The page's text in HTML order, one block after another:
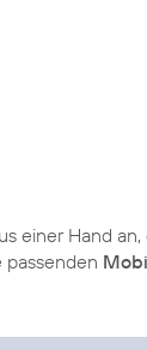
einer Hand
passenden